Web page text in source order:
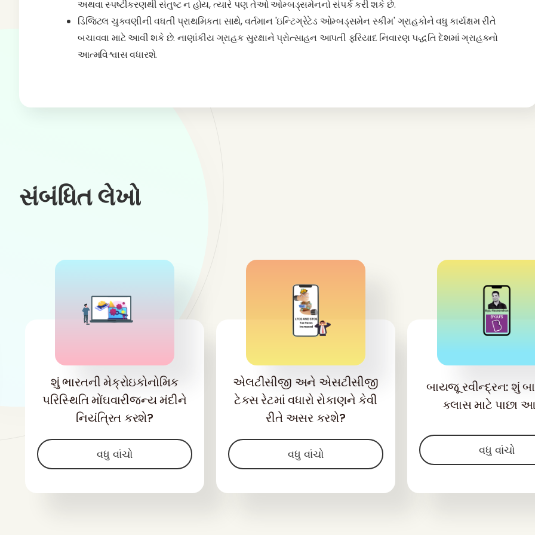
અથવા સ્પષ્ટીકરણથી સંતુષ્ટ ન હોય, ત્યારે પણ તેઓ ઓમ્બડ્સમેનનો સંપર્ક કરી શકે છે.
ડિજિટલ ચુકવણીની વધતી પ્રાથમિકતા સાથે, વર્તમાન 'ઇન્ટિગ્રેટેડ ઓમ્બડ્સમેન સ્કીમ' ગ્રાહકોને વધુ કાર્યક્ષમ રીતે
બચાવવા માટે આવી શકે છે. નાણાંકીય ગ્રાહક સુરક્ષાને પ્રોત્સાહન આપતી ફરિયાદ નિવારણ પદ્ધતિ દેશમાં ગ્રાહકનો
આત્મવિશ્વાસ વધારશે.
સંબંધિત લેખો
શું ભારતની મેક્રોઇકોનોમિક
પરિસ્થિતિ મોંઘવારીજન્ય મંદીને
નિયંત્રિત કરશે?
વધુ વાંચો
એલટીસીજી અને એસટીસીજી
ટેક્સ રેટમાં વધારો રોકાણને કેવી
રીતે અસર કરશે?
વધુ વાંચો
બાયજૂ રવીન્દ્રન: શું
ક્લાસ માટે પાછા
વધુ વાંચો